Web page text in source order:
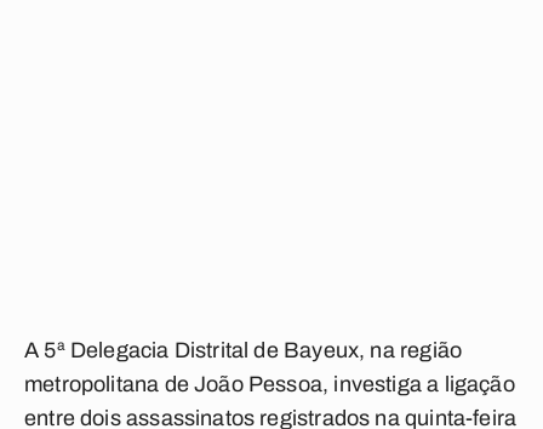
A 5ª Delegacia Distrital de Bayeux, na região
metropolitana de João Pessoa, investiga a ligação
entre dois assassinatos registrados na quinta-feira